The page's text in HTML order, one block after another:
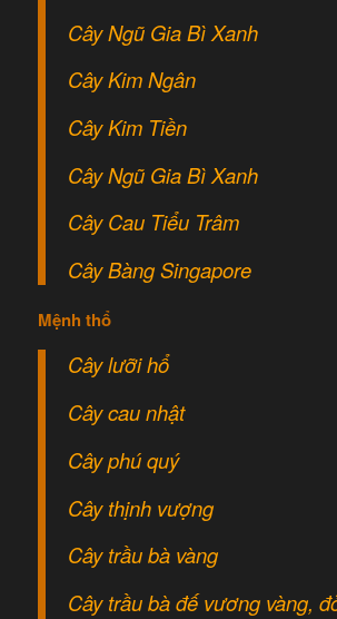
Cây Ngũ Gia Bì Xanh
Cây Kim Ngân
Cây Kim Tiền
Cây Ngũ Gia Bì Xanh
Cây Cau Tiểu Trâm
Cây Bàng Singapore
Mệnh thổ
Cây lưỡi hổ
Cây cau nhật
Cây phú quý
Cây thịnh vượng
Cây trầu bà vàng
Cây trầu bà đế vương vàng,